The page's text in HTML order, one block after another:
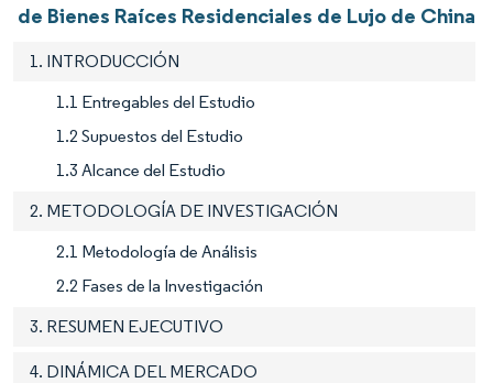
de Bienes Raíces Residenciales de Lujo de China
1. INTRODUCCIÓN
1.1 Entregables del Estudio
1.2 Supuestos del Estudio
1.3 Alcance del Estudio
2. METODOLOGÍA DE INVESTIGACIÓN
2.1 Metodología de Análisis
2.2 Fases de la Investigación
3. RESUMEN EJECUTIVO
4. DINÁMICA DEL MERCADO